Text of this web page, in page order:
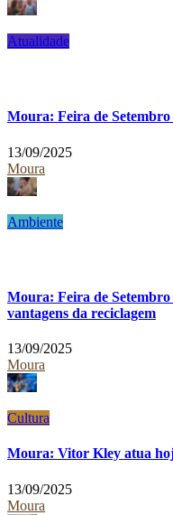
Atualidade
Moura: Feira de
13/09/2025
Moura
Ambiente
Moura: Feira de Setembro
vantagens da reciclagem
13/09/2025
Moura
Cultura
Moura: Vitor Kley atua
13/09/2025
Moura